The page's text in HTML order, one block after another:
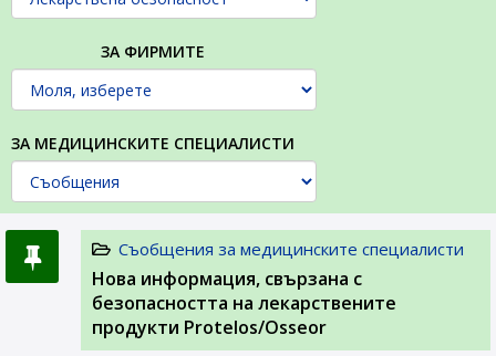
ЗА ФИРМИТЕ
ЗА МЕДИЦИНСКИТЕ СПЕЦИАЛИСТИ
Съобщения за медицинските специалисти
Нова информация, свързана с
безопасността на лекарствените
продукти Protelos/Osseor